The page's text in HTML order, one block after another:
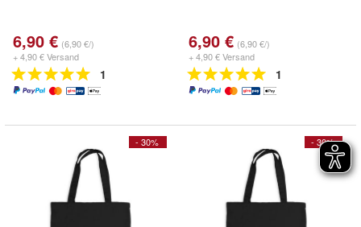
6,90 € (6,90 €/)
+ 4,90 € Versand
1
6,90 € (6,90 €/)
+ 4,90 € Versand
1
- 30% - 30%